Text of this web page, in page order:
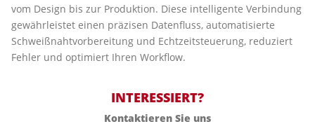
vom Design bis zur Produktion. Diese intelligente Verbindung
gewährleistet einen präzisen Datenfluss, automatisierte
Schweißnahtvorbereitung und Echtzeitsteuerung, reduziert
Fehler und optimiert Ihren Workflow.
INTERESSIERT?
Kontaktieren Sie uns